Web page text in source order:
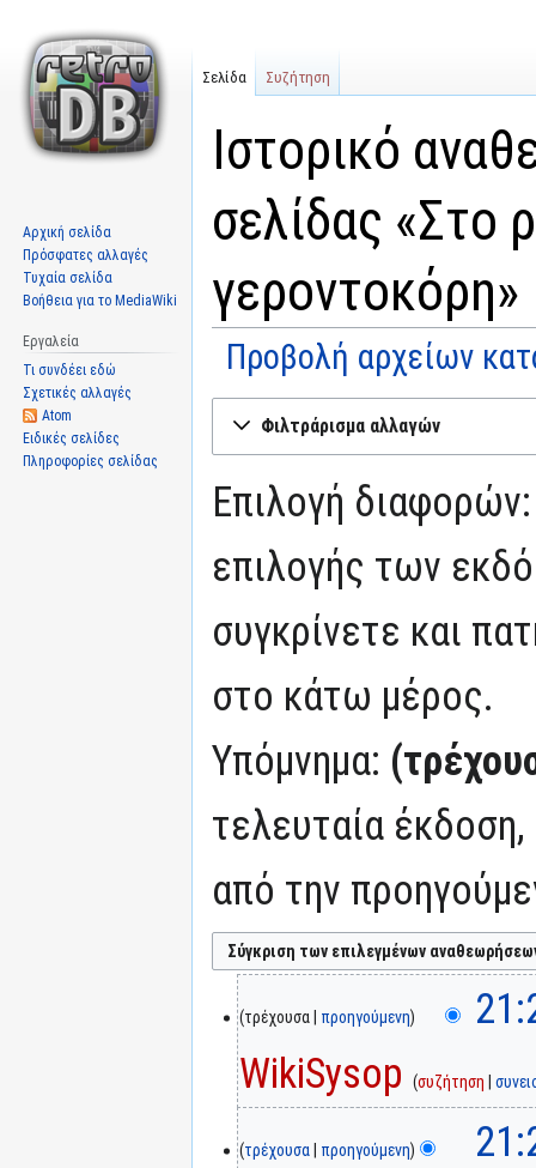
Ιστορικό
σελίδας «Στο
γεροντοκόρη»
Προβολή αρχείων
στην
στην
Φιλτράρισμα αλλαγών
Επιλογή
επιλογής των
συγκρίνετε και
στο κάτω μέρος.
Υπόμνημα:
τελευταία έκδοση,
από την
τρέχουσα προηγούμενη
WikiSysop
συζήτηση
τρέχουσα προηγούμενη
Σελίδα Συζήτηση
Αρχική σελίδα
Πρόσφατες αλλαγές
Τυχαία σελίδα
Βοήθεια για το MediaWiki
Εργαλεία
Τι συνδέει εδώ
Σχετικές αλλαγές
Atom
Ειδικές σελίδες
Πληροφορίες σελίδας